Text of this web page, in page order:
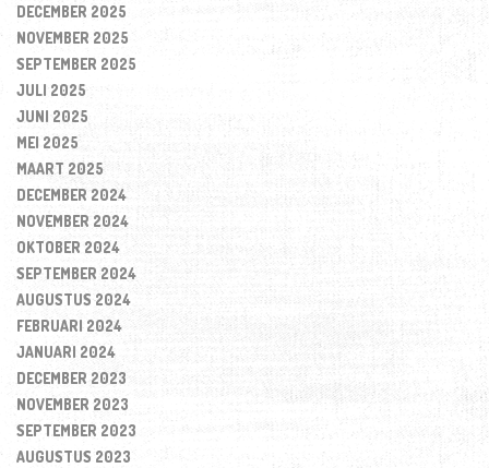
DECEMBER 2025
NOVEMBER 2025
SEPTEMBER 2025
JULI 2025
JUNI 2025
MEI 2025
MAART 2025
DECEMBER 2024
NOVEMBER 2024
OKTOBER 2024
SEPTEMBER 2024
AUGUSTUS 2024
FEBRUARI 2024
JANUARI 2024
DECEMBER 2023
NOVEMBER 2023
SEPTEMBER 2023
AUGUSTUS 2023